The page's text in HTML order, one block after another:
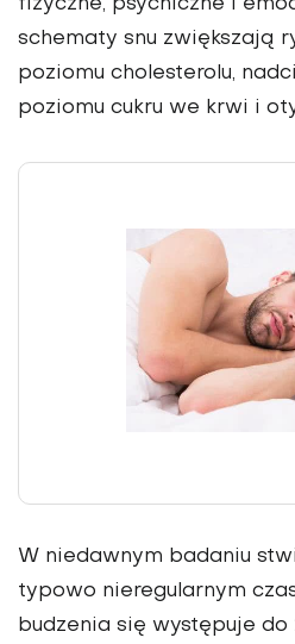
fizyczne, psychiczne i
schematy snu zwiększają
poziomu cholesterolu,
poziomu cukru we krwi i
W niedawnym badaniu
typowo nieregularnym
budzenia się występuje do